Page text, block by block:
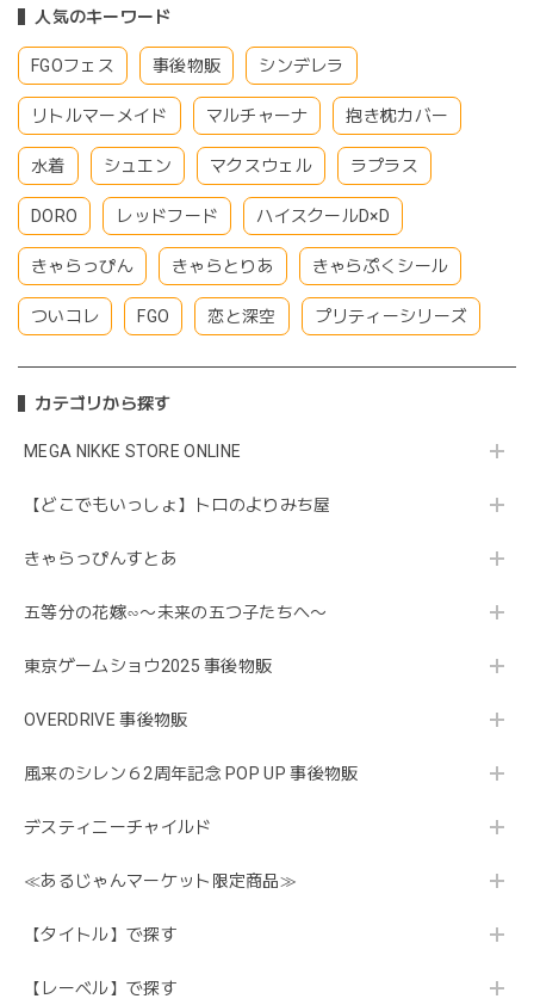
人気のキーワード
FGOフェス 事後物販 シンデレラ
リトルマーメイド マルチャーナ 抱き枕カバー
水着 シュエン マクスウェル ラプラス
DORO レッドフード ハイスクールD×D
きゃらっぴん きゃらとりあ きゃらぷくシール
ついコレ FGO 恋と深空 プリティーシリーズ
カテゴリから探す
MEGA NIKKE STORE ONLINE
【どこでもいっしょ】トロのよりみち屋
きゃらっぴんすとあ
五等分の花嫁∽〜未来の五つ子たちへ〜
東京ゲームショウ2025 事後物販
OVERDRIVE 事後物販
風来のシレン６2周年記念 POP UP 事後物販
デスティニーチャイルド
≪あるじゃんマーケット限定商品≫
【タイトル】で探す
【レーベル】で探す